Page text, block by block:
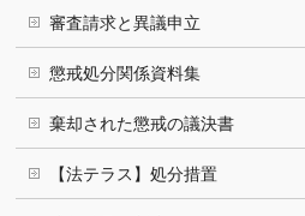
審査請求と異議申立
懲戒処分関係資料集
棄却された懲戒の議決書
【法テラス】処分措置